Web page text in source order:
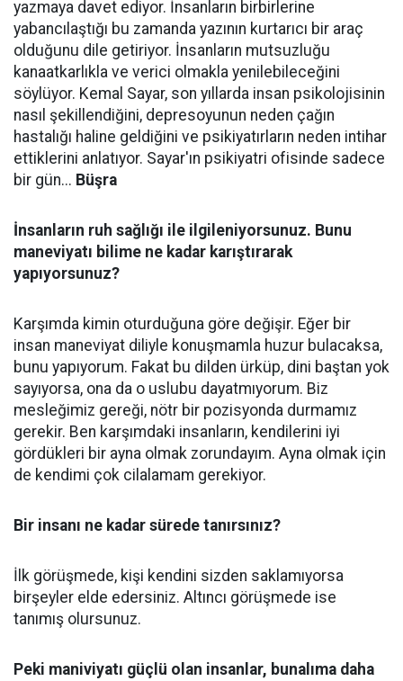
yazmaya davet ediyor. İnsanların birbirlerine
yabancılaştığı bu zamanda yazının kurtarıcı bir araç
olduğunu dile getiriyor. İnsanların mutsuzluğu
kanaatkarlıkla ve verici olmakla yenilebileceğini
söylüyor. Kemal Sayar, son yıllarda insan psikolojisinin
nasıl şekillendiğini, depresoyunun neden çağın
hastalığı haline geldiğini ve psikiyatırların neden intihar
ettiklerini anlatıyor. Sayar'ın psikiyatri ofisinde sadece
bir gün... Büşra
İnsanların ruh sağlığı ile ilgileniyorsunuz. Bunu
maneviyatı bilime ne kadar karıştırarak
yapıyorsunuz?
Karşımda kimin oturduğuna göre değişir. Eğer bir
insan maneviyat diliyle konuşmamla huzur bulacaksa,
bunu yapıyorum. Fakat bu dilden ürküp, dini baştan yok
sayıyorsa, ona da o uslubu dayatmıyorum. Biz
mesleğimiz gereği, nötr bir pozisyonda durmamız
gerekir. Ben karşımdaki insanların, kendilerini iyi
gördükleri bir ayna olmak zorundayım. Ayna olmak için
de kendimi çok cilalamam gerekiyor.
Bir insanı ne kadar sürede tanırsınız?
İlk görüşmede, kişi kendini sizden saklamıyorsa
birşeyler elde edersiniz. Altıncı görüşmede ise
tanımış olursunuz.
Peki maniviyatı güçlü olan insanlar, bunalıma daha